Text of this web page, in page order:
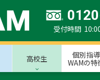
受付時間
高校生
個別指導
WAMの特